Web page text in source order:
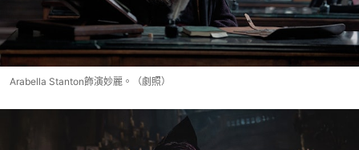
Arabella Stanton飾演妙麗。（劇照）